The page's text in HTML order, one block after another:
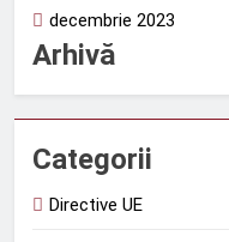
decembrie 2023
Arhivă
Categorii
Directive UE